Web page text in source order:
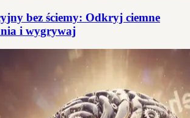
bez ściemy: Odkryj ciemne
i wygrywaj